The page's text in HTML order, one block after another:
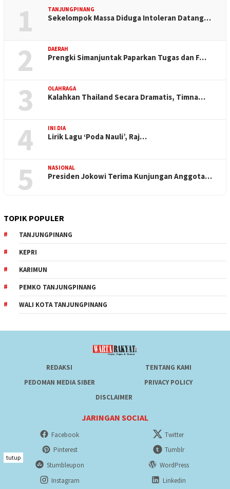
1 TANJUNGPINANG
Sekelompok Massa Diduga Intoleran Datang…
2 DAERAH
Prengki Simanjuntak Paparkan Tugas dan F…
3 OLAHRAGA
Kalahkan Thailand Secara Dramatis, Timna…
4 INI DIA
Lirik Lagu ‘Poda Nauli’, Raj…
5 NASIONAL
Presiden Jokowi Terima Kunjungan Anggota…
TOPIK POPULER
TANJUNGPINANG
KEPRI
KARIMUN
PEMKO TANJUNGPINANG
WALI KOTA TANJUNGPINANG
REDAKSI
TENTANG KAMI
PEDOMAN MEDIA SIBER
PRIVACY POLICY
DISCLAIMER
JARINGAN SOCIAL
Facebook
Twitter
Pinterest
Tumblr
Stumbleupon
WordPress
Instagram
Linkedin
tutup